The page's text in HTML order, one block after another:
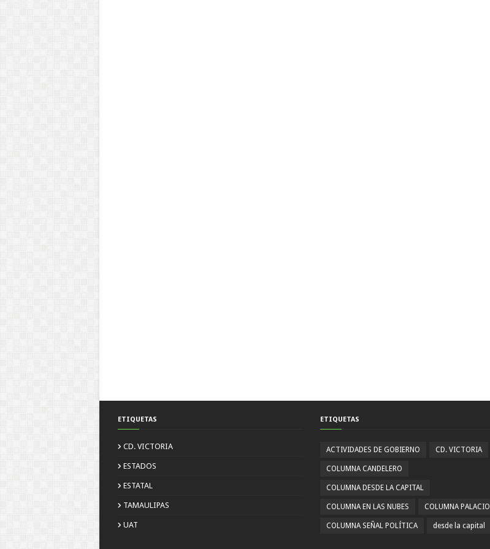
ETIQUETAS
CD. VICTORIA
ESTADOS
ESTATAL
TAMAULIPAS
UAT
ETIQUETAS
ACTIVIDADES DE GOBIERNO CD. VICTORIA
COLUMNA CANDELERO
COLUMNA DESDE LA CAPITAL
COLUMNA EN LAS NUBES COLUMNA PALACIO
COLUMNA SEÑAL POLÍTICA desde la capital